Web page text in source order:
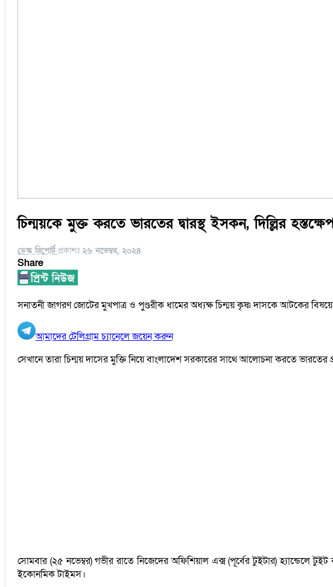
চিন্ময়কে মুক্ত করতে ভারতের দ্বারস্থ ইসকন, দিল্লির
ডেস্ক রিপোর্ট প্রকাশঃ ২৬ নভেম্বর, ২০২৪
Share
সনাতনী জাগরণ জোটের মুখপাত্র ও পুণ্ডরীক ধামের অধ্যক্ষ চিন্ময় কৃষ্ণ দাসকে আটকের
আমাদের টেলিগ্রাম চ্যানেলে জয়েন করুন
সেখানে তারা চিন্ময় দাসের মুক্তি নিয়ে বাংলাদেশ সরকারের সাথে আলোচনা করতে ভারতের
সোমবার (২৫ নভেম্বর) গভীর রাতে নিজেদের অফিশিয়াল এক্স (পূর্বের টুইটার) হ্যান্ডেলে
ইকোনমিক টাইমস।